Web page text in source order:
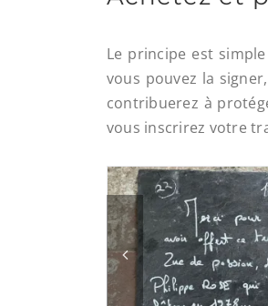
Le principe est
vous pouvez la
contribuerez à
vous inscrirez votre